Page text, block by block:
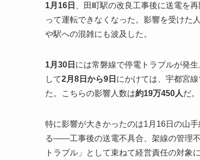
1月16日
、田町駅の改良工事後に送電を
って運転できなくなった。影響を受けた
や駅への混雑にも波及した。
1月30日 には常磐線で停電トラブルが発生
して2月8日から9日 にかけては、宇都宮
た。こちらの影響人数は約19万450人だ。
特に影響が大きかったのは1月16日の山
る——工事後の送電不具合、架線の管理
トラブル」として束ねて経営責任の対象